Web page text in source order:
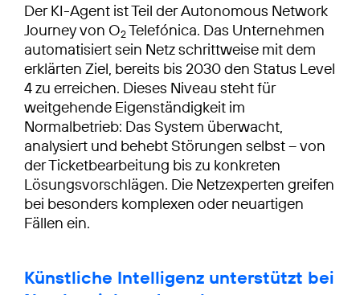
Der KI-Agent ist Teil der Autonomous Network
Journey von O2Telefónica. Das Unternehmen
automatisiert sein Netz schrittweise mit dem
erklärten Ziel, bereits bis 2030 den Status Level
4 zu erreichen. Dieses Niveau steht für
weitgehende Eigenständigkeit im
Normalbetrieb: Das System überwacht,
analysiert und behebt Störungen selbst – von
der Ticketbearbeitung bis zu konkreten
Lösungsvorschlägen. Die Netzexperten greifen
bei besonders komplexen oder neuartigen
Fällen ein.
Künstliche Intelligenz unterstützt bei